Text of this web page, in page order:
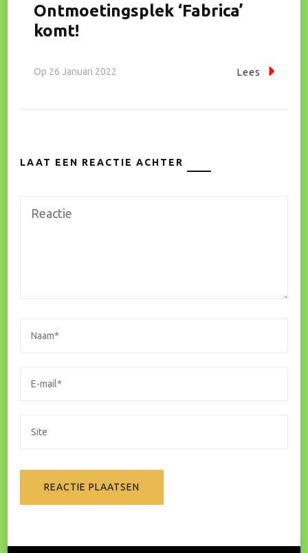
Ontmoetingsplek ‘Fabrica’
komt!
Op 26 Januari 2022 Lees
LAAT EEN REACTIE ACHTER